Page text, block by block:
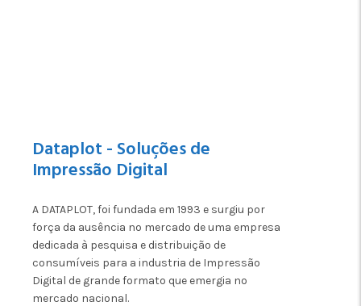
Dataplot - Soluções de
Impressão Digital
A DATAPLOT, foi fundada em 1993 e surgiu por
força da ausência no mercado de uma empresa
dedicada à pesquisa e distribuição de
consumíveis para a industria de Impressão
Digital de grande formato que emergia no
mercado nacional.